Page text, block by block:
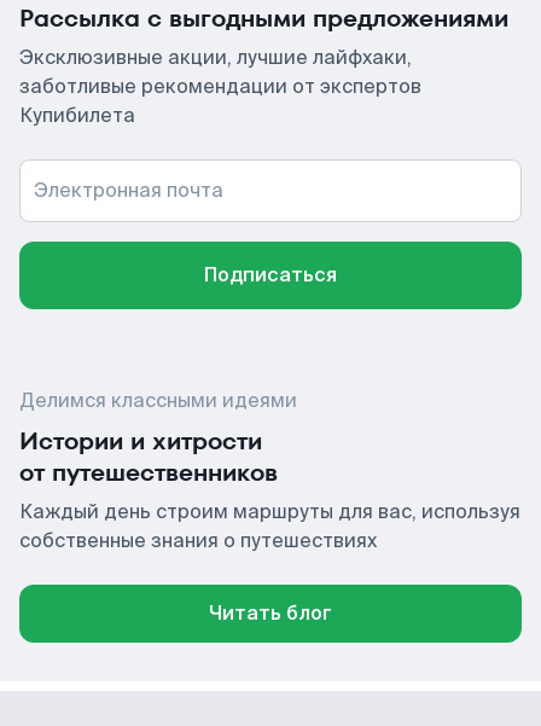
Рассылка с выгодными предложениями
Эксклюзивные акции, лучшие лайфхаки,
заботливые рекомендации от экспертов
Купибилета
Электронная почта
Подписаться
Делимся классными идеями
Истории и хитрости
от путешественников
Каждый день строим маршруты для вас, используя
собственные знания о путешествиях
Читать блог